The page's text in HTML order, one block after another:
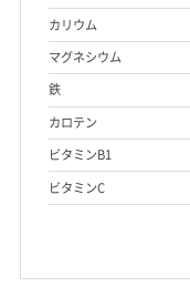
カリウム
マグネシウム
鉄
カロテン
ビタミンB1
ビタミンC